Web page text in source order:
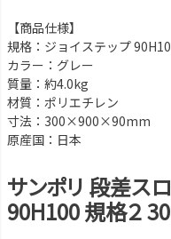
【商品仕様】
規格：ジョイステップ
カラー：グレー
質量：約4.0kg
材質：ポリエチレン
寸法：300×900×90mm
原産国：日本
サンポリ 段差ス
90H100 規格２